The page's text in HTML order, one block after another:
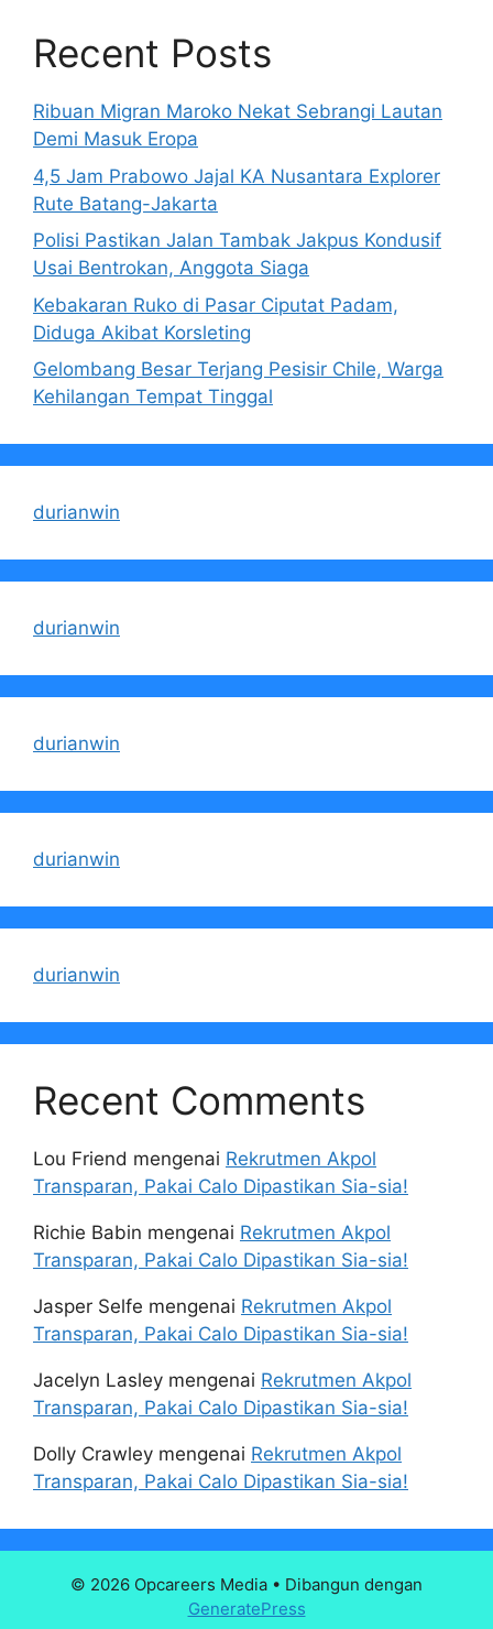
Recent Posts
Ribuan Migran Maroko Nekat Sebrangi Lautan
Demi Masuk Eropa
4,5 Jam Prabowo Jajal KA Nusantara Explorer
Rute Batang-Jakarta
Polisi Pastikan Jalan Tambak Jakpus Kondusif
Usai Bentrokan, Anggota Siaga
Kebakaran Ruko di Pasar Ciputat Padam,
Diduga Akibat Korsleting
Gelombang Besar Terjang Pesisir Chile, Warga
Kehilangan Tempat Tinggal
durianwin
durianwin
durianwin
durianwin
durianwin
Recent Comments
Lou Friend mengenai Rekrutmen Akpol
Transparan, Pakai Calo Dipastikan Sia-sia!
Richie Babin mengenai Rekrutmen Akpol
Transparan, Pakai Calo Dipastikan Sia-sia!
Jasper Selfe mengenai Rekrutmen Akpol
Transparan, Pakai Calo Dipastikan Sia-sia!
Jacelyn Lasley mengenai Rekrutmen Akpol
Transparan, Pakai Calo Dipastikan Sia-sia!
Dolly Crawley mengenai Rekrutmen Akpol
Transparan, Pakai Calo Dipastikan Sia-sia!
© 2026 Opcareers Media • Dibangun dengan
GeneratePress